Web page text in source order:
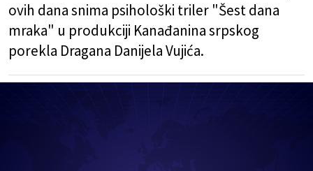
ovih dana snima psihološki triler "Šest dana
mraka" u produkciji Kanađanina srpskog
porekla Dragana Danijela Vujića.